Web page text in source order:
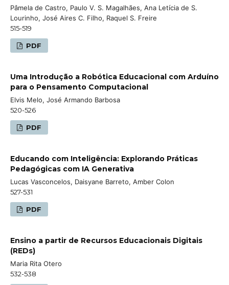
Pâmela de Castro, Paulo V. S. Magalhães, Ana Letícia de S.
Lourinho, José Aires C. Filho, Raquel S. Freire
515-519
PDF
Uma Introdução a Robótica Educacional com Arduíno
para o Pensamento Computacional
Elvis Melo, José Armando Barbosa
520-526
PDF
Educando com Inteligência: Explorando Práticas
Pedagógicas com IA Generativa
Lucas Vasconcelos, Daisyane Barreto, Amber Colon
527-531
PDF
Ensino a partir de Recursos Educacionais Digitais
(REDs)
Maria Rita Otero
532-538